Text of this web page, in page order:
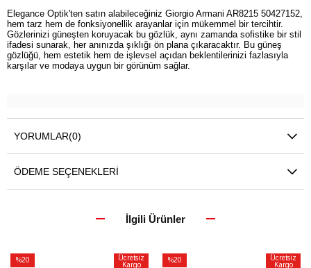
Elegance Optik'ten satın alabileceğiniz Giorgio Armani AR8215 50427152,
hem tarz hem de fonksiyonellik arayanlar için mükemmel bir tercihtir.
Gözlerinizi güneşten koruyacak bu gözlük, aynı zamanda sofistike bir stil
ifadesi sunarak, her anınızda şıklığı ön plana çıkaracaktır. Bu güneş
gözlüğü, hem estetik hem de işlevsel açıdan beklentilerinizi fazlasıyla
karşılar ve modaya uygun bir görünüm sağlar.
YORUMLAR(0)
ÖDEME SEÇENEKLERI
İlgili Ürünler
%20
Ücretsiz
Kargo
%20
Ücretsiz
Kargo